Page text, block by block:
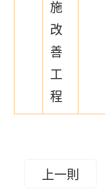
施
改
善
工
程
上一則